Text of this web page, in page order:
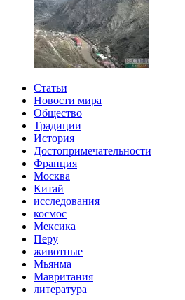
Статьи
Новости мира
Общество
Традиции
История
Достопримечательности
Франция
Москва
Китай
исследования
космос
Мексика
Перу
животные
Мьянма
Мавритания
литература